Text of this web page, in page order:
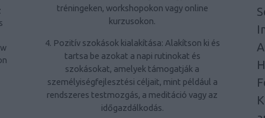
tréningeken, workshopokon vagy online
kurzusokon.
4. Pozitív szokások kialakítása: Alakítson ki és
tartsa be azokat a napi rutinokat és
szokásokat, amelyek támogatják a
személyiségfejlesztési céljait, mint például a
rendszeres testmozgás, a meditáció vagy az
időgazdálkodás.